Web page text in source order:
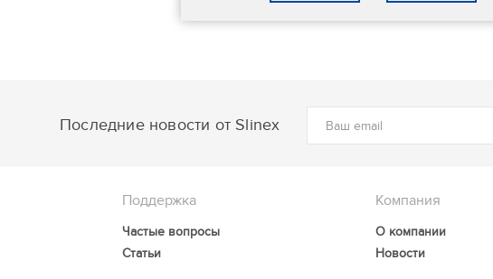
Последние новости от Slinex
Поддержка
Частые вопросы
Статьи
Компания
О компании
Новости